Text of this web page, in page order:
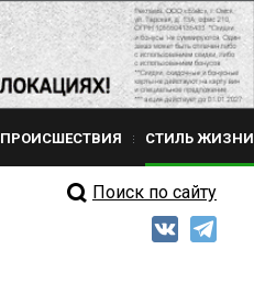
ПРОИСШЕСТВИЯ СТИЛЬ ЖИЗНИ
Поиск по сайту